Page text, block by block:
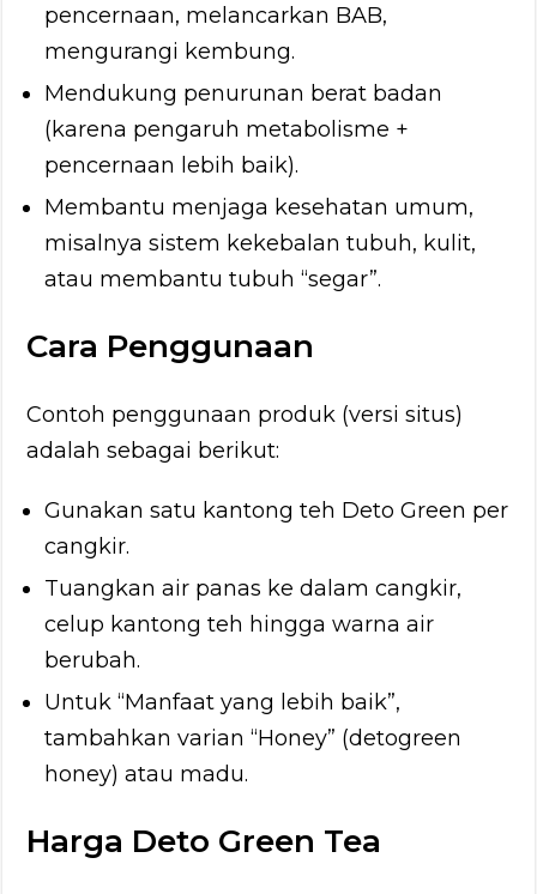
pencernaan, melancarkan BAB,
mengurangi kembung.
Mendukung penurunan berat badan
(karena pengaruh metabolisme +
pencernaan lebih baik).
Membantu menjaga kesehatan umum,
misalnya sistem kekebalan tubuh, kulit,
atau membantu tubuh “segar”.
Cara Penggunaan
Contoh penggunaan produk (versi situs)
adalah sebagai berikut:
Gunakan satu kantong teh Deto Green per
cangkir.
Tuangkan air panas ke dalam cangkir,
celup kantong teh hingga warna air
berubah.
Untuk “Manfaat yang lebih baik”,
tambahkan varian “Honey” (detogreen
honey) atau madu.
Harga Deto Green Tea